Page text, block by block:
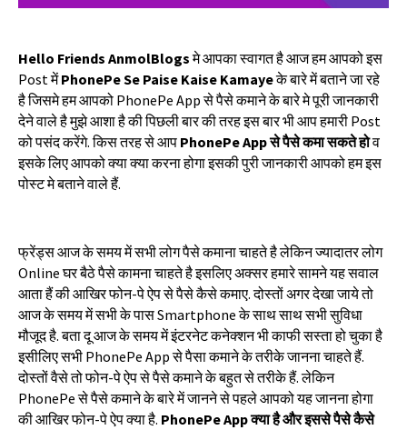
Hello Friends AnmolBlogs मेआपकास्वागतहैआजहमआपकोइस
Postमें PhonePe Se Paise Kaise Kamayeकेबारेमेंबतानेजारहे
हैजिसमेहमआपको PhonePe Appसेपैसेकमानेकेबारेमेपूरीजानकारी
देनेवालेहैमुझेआशाहैकीपिछलीबारकीतरहइसबारभीआपहमारी Post
कोपसंदकरेंगे.किसतरहसेआप PhonePe Appसेपैसेकमासकतेहोव
इसकेलिएआपकोक्याक्याकरनाहोगाइसकीपुरीजानकारीआपकोहमइस
पोस्टमेबतानेवालेहैं.
फ्रेंड्सआजकेसमयमेंसभीलोगपैसेकमानाचाहतेहैलेकिनज्यादातरलोग
Onlineघरबैठेपैसेकामनाचाहतेहैइसलिएअक्सरहमारेसामनेयहसवाल
आताहैंकीआखिरफोन-पेऐपसेपैसेकैसेकमाए.दोस्तोंअगरदेखाजायेतो
आजकेसमयमेंसभीकेपासSmartphoneकेसाथसाथसभीसुविधा
मौजूदहै.बतादूआजकेसमयमेंइंटरनेटकनेक्शनभीकाफीसस्ताहोचुकाहै
इसीलिएसभी PhonePe Appसेपैसाकमानेकेतरीकेजाननाचाहतेहैं.
दोस्तोंवैसेतोफोन-पेऐपसेपैसेकमानेकेबहुतसेतरीकेहैं.लेकिन
PhonePeसेपैसेकमानेकेबारेमेंजाननेसेपहलेआपकोयहजाननाहोगा
कीआखिरफोन-पेऐपक्याहै. PhonePe Appक्याहैऔरइससेपैसेकैसे